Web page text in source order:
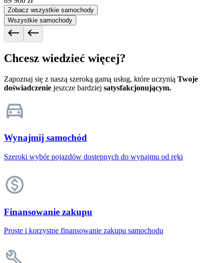
Zobacz wszystkie samochody
Wszystkie samochody
Chcesz wiedzieć więcej?
Zapoznaj się z naszą szeroką gamą usług, które uczynią Twoje
doświadczenie jeszcze bardziej satysfakcjonującym.
Wynajmij samochód
Szeroki wybór pojazdów dostępnych do wynajmu od ręki
Finansowanie zakupu
Proste i korzystne finansowanie zakupu samochodu